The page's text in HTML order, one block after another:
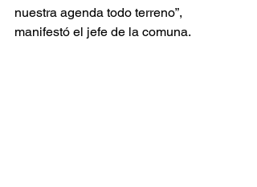
nuestra agenda todo terreno”,
manifestó el jefe de la comuna.